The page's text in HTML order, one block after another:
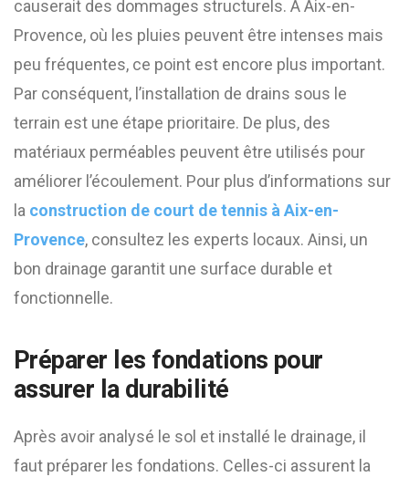
causerait des dommages structurels. À Aix-en-
Provence, où les pluies peuvent être intenses mais
peu fréquentes, ce point est encore plus important.
Par conséquent, l’installation de drains sous le
terrain est une étape prioritaire. De plus, des
matériaux perméables peuvent être utilisés pour
améliorer l’écoulement. Pour plus d’informations sur
la construction de court de tennis à Aix-en-
Provence, consultez les experts locaux. Ainsi, un
bon drainage garantit une surface durable et
fonctionnelle.
Préparer les fondations pour
assurer la durabilité
Après avoir analysé le sol et installé le drainage, il
faut préparer les fondations. Celles-ci assurent la